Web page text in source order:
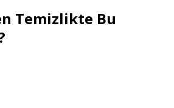
Temizlikte Bu